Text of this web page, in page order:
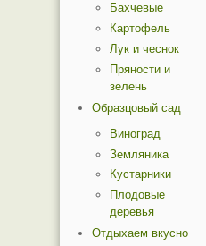
Бахчевые
Картофель
Лук и чеснок
Пряности и
зелень
Образцовый сад
Виноград
Земляника
Кустарники
Плодовые
деревья
Отдыхаем вкусно